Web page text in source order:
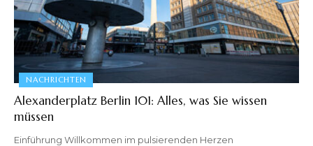
NACHRICHTEN
Alexanderplatz Berlin 101: Alles, was Sie wissen
müssen
Einführung Willkommen im pulsierenden Herzen